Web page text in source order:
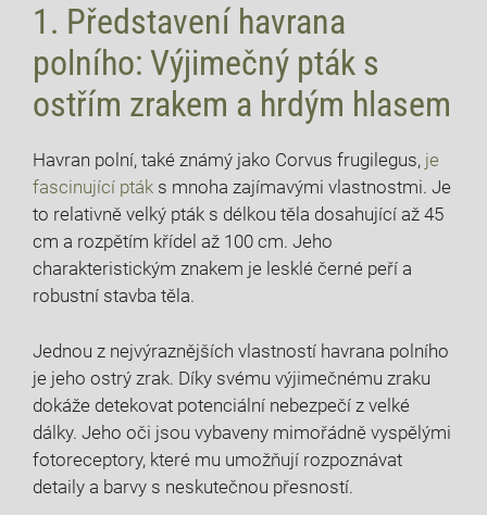
1. Představení havrana
polního: Výjimečný pták s
ostřím zrakem a hrdým hlasem
Havran polní, také známý jako Corvus frugilegus, je
fascinující pták s mnoha zajímavými vlastnostmi. Je
to relativně velký pták s délkou těla dosahující až 45
cm a rozpětím křídel až 100 cm. Jeho
charakteristickým znakem je lesklé černé peří a
robustní stavba těla.
Jednou z nejvýraznějších vlastností havrana polního
je jeho ostrý zrak. Díky svému výjimečnému zraku
dokáže detekovat potenciální nebezpečí z velké
dálky. Jeho oči jsou vybaveny mimořádně vyspělými
fotoreceptory, které mu umožňují rozpoznávat
detaily a barvy s neskutečnou přesností.